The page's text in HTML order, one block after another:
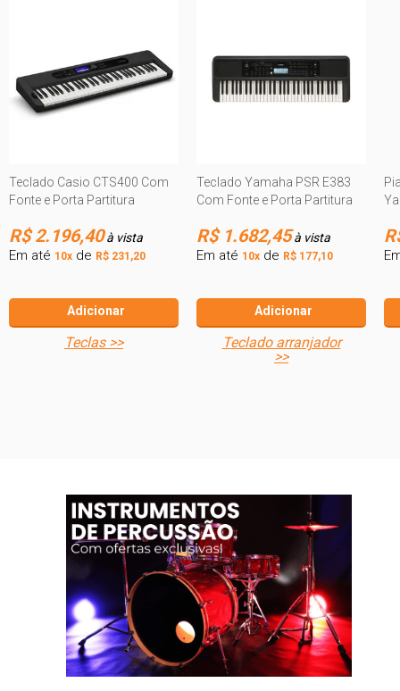
Teclado Casio CTS400 Com
Fonte e Porta Partitura
R$ 2.196,40à vista
Em até 10x de R$ 231,20
Adicionar
teclas >>
Teclado Yamaha PSR E383
Com Fonte e Porta Partitura
R$ 1.682,45à vista
Em até 10x de R$ 177,10
Adicionar
teclado arranjador
>>